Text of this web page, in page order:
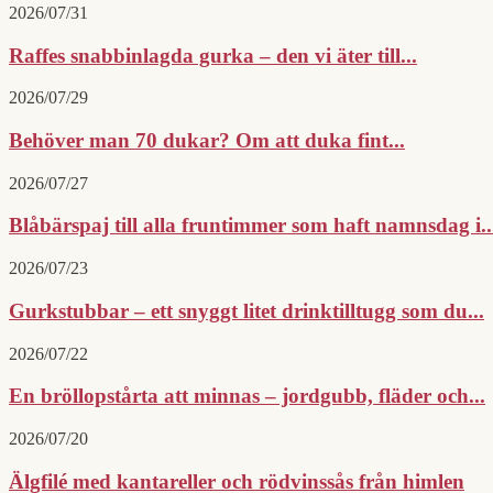
2026/07/31
Raffes snabbinlagda gurka – den vi äter till...
2026/07/29
Behöver man 70 dukar? Om att duka fint...
2026/07/27
Blåbärspaj till alla fruntimmer som haft namnsdag
2026/07/23
Gurkstubbar – ett snyggt litet drinktilltugg som du...
2026/07/22
En bröllopstårta att minnas – jordgubb, fläder och...
2026/07/20
Älgfilé med kantareller och rödvinssås från himlen